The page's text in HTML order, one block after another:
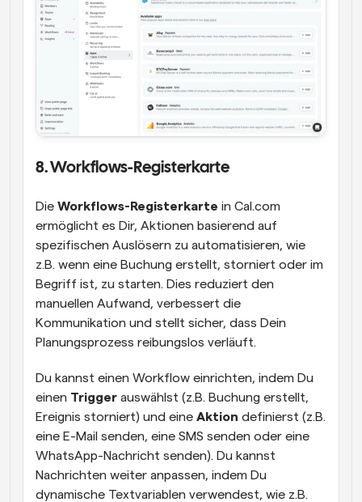
8. Workflows-Registerkarte
Die Workflows-Registerkarte in Cal.com
ermöglicht es Dir, Aktionen basierend auf
spezifischen Auslösern zu automatisieren, wie
z.B. wenn eine Buchung erstellt, storniert oder im
Begriff ist, zu starten. Dies reduziert den
manuellen Aufwand, verbessert die
Kommunikation und stellt sicher, dass Dein
Planungsprozess reibungslos verläuft.
Du kannst einen Workflow einrichten, indem Du
einen Trigger auswählst (z.B. Buchung erstellt,
Ereignis storniert) und eine Aktion definierst (z.B.
eine E-Mail senden, eine SMS senden oder eine
WhatsApp-Nachricht senden). Du kannst
Nachrichten weiter anpassen, indem Du
dynamische Textvariablen verwendest, wie z.B.